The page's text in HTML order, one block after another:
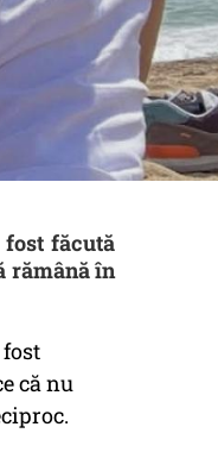
fost făcută
rămână în
că nu